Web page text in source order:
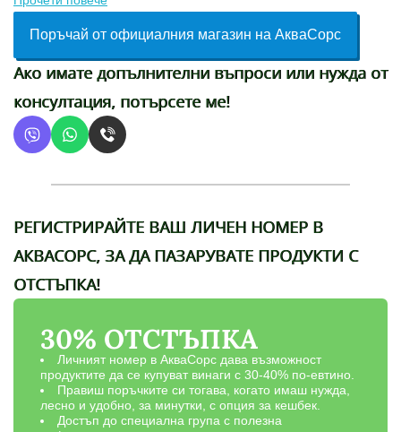
Поръчай от официалния магазин на АкваСорс
Ако имате допълнителни въпроси или нужда от
консултация, потърсете ме!
РЕГИСТРИРАЙТЕ ВАШ ЛИЧЕН НОМЕР В
АКВАСОРС, ЗА ДА ПАЗАРУВАТЕ ПРОДУКТИ С
ОТСТЪПКА!
30% ОТСТЪПКА
Личният номер в АкваСорс дава възможност
продуктите да се купуват винаги с 30-40% по-евтино.
Правиш поръчките си тогава, когато имаш нужда,
лесно и удобно, за минутки, с опция за кешбек.
Достъп до специална група с полезна